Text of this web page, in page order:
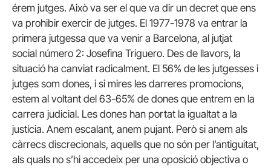
érem jutges. Això va ser el que va dir un decret que ens
va prohibir exercir de jutges. El 1977-1978 va entrar la
primera jutgessa que va venir a Barcelona, al jutjat
social número 2: Josefina Triguero. Des de llavors, la
situació ha canviat radicalment. El 56% de les jutgesses i
jutges som dones, i si mires les darreres promocions,
estem al voltant del 63-65% de dones que entrem en la
carrera judicial. Les dones han portat la igualtat a la
justícia. Anem escalant, anem pujant. Però si anem als
càrrecs discrecionals, aquells que no són per l’antiguitat,
als quals no s’hi accedeix per una oposició objectiva o